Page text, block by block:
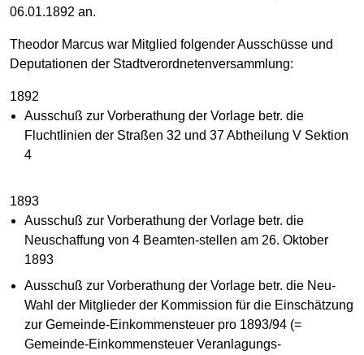
06.01.1892 an.
Theodor Marcus war Mitglied folgender Ausschüsse und
Deputationen der Stadtverordnetenversammlung:
1892
Ausschuß zur Vorberathung der Vorlage betr. die
Fluchtlinien der Straßen 32 und 37 Abtheilung V Sektion
4
1893
Ausschuß zur Vorberathung der Vorlage betr. die
Neuschaffung von 4 Beamten-stellen am 26. Oktober
1893
Ausschuß zur Vorberathung der Vorlage betr. die Neu-
Wahl der Mitglieder der Kommission für die Einschätzung
zur Gemeinde-Einkommensteuer pro 1893/94 (=
Gemeinde-Einkommensteuer Veranlagungs-